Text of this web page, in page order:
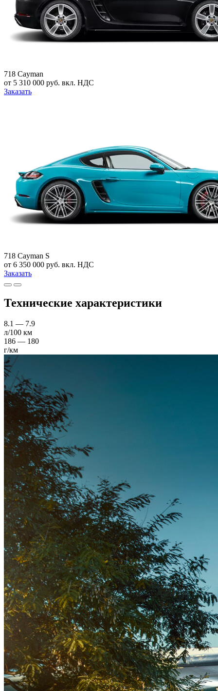
718 Cayman
от 5 310 000 руб. вкл. НДС
Заказать
718 Cayman S
от 6 350 000 руб. вкл. НДС
Заказать
Технические характеристики
8.1 — 7.9
л/100 км
186 — 180
г/км